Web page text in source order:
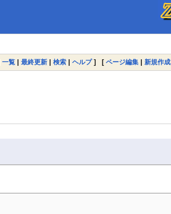
一覧 | 最終更新 | 検索 | ヘルプ] [ ページ編集 | 新規作成